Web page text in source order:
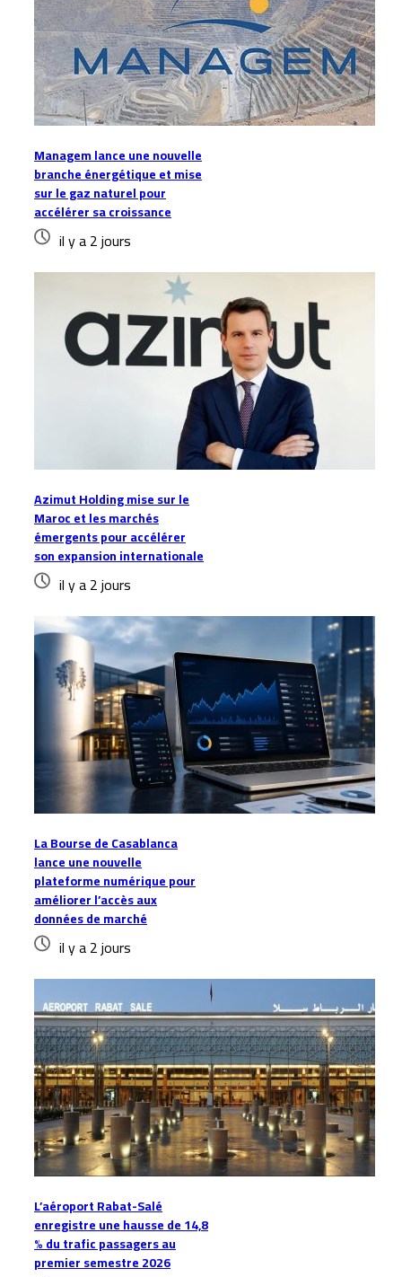
Managem lance une nouvelle
branche énergétique et mise
sur le gaz naturel pour
accélérer sa croissance
il y a 2 jours
Azimut Holding mise sur le
Maroc et les marchés
émergents pour accélérer
son expansion internationale
il y a 2 jours
La Bourse de Casablanca
lance une nouvelle
plateforme numérique pour
améliorer l’accès aux
données de marché
il y a 2 jours
L’aéroport Rabat-Salé
enregistre une hausse de 14,8
% du trafic passagers au
premier semestre 2026